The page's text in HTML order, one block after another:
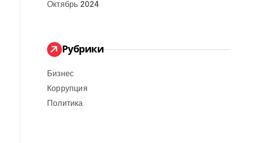
Октябрь 2024
Рубрики
Бизнес
Коррупция
Политика